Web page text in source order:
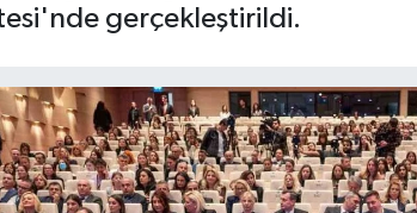
gerçekleştirildi.